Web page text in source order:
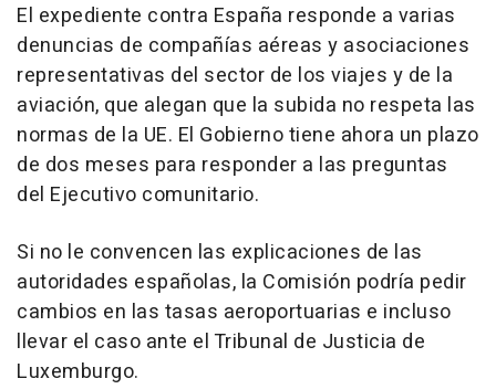
El expediente contra España responde a varias
denuncias de compañías aéreas y asociaciones
representativas del sector de los viajes y de la
aviación, que alegan que la subida no respeta las
normas de la UE. El Gobierno tiene ahora un plazo
de dos meses para responder a las preguntas
del Ejecutivo comunitario.
Si no le convencen las explicaciones de las
autoridades españolas, la Comisión podría pedir
cambios en las tasas aeroportuarias e incluso
llevar el caso ante el Tribunal de Justicia de
Luxemburgo.